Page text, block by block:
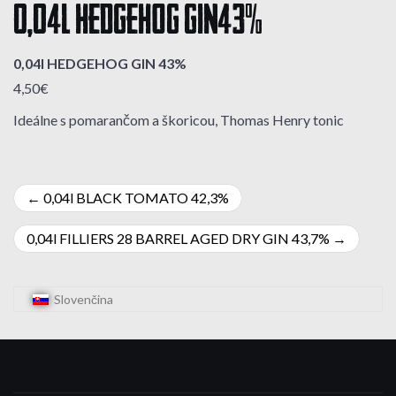
0,04l HEDGEHOG GIN 43%
0,04l HEDGEHOG GIN 43%
4,50€
Ideálne s pomarančom a škoricou, Thomas Henry tonic
Navigácia
v
0,04l BLACK TOMATO 42,3%
0,04l FILLIERS 28 BARREL AGED DRY GIN 43,7%
Slovenčina